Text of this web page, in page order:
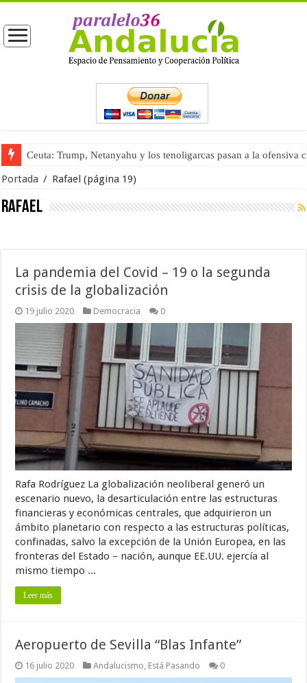
Ceuta: Trump, Netanyahu y los tenoligarcas pasan a la ofensiva
Portada / Rafael (página 19)
Rafael
La pandemia del Covid – 19 o la segunda
crisis de la globalización
19 julio 2020 Democracia 0
Rafa Rodríguez La globalización neoliberal generó un
escenario nuevo, la desarticulación entre las estructuras
financieras y económicas centrales, que adquirieron un
ámbito planetario con respecto a las estructuras políticas,
confinadas, salvo la excepción de la Unión Europea, en las
fronteras del Estado – nación, aunque EE.UU. ejercía al
mismo tiempo ...
Leer más
Aeropuerto de Sevilla “Blas Infante”
16 julio 2020 Andalucismo Está Pasando 0